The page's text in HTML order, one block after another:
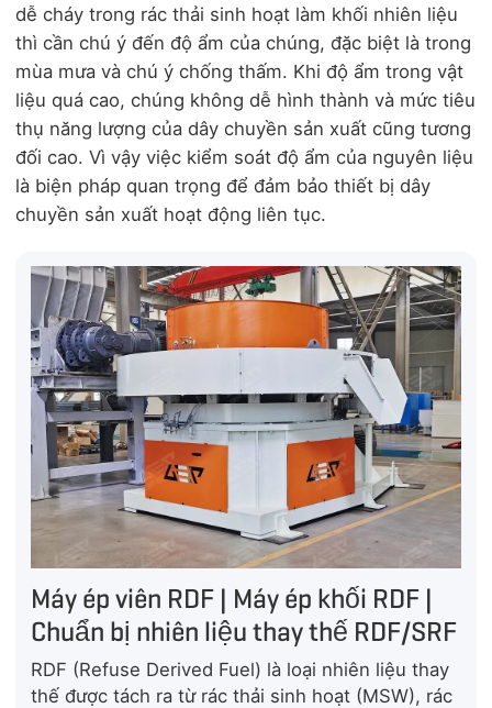
dễ cháy trong rác thải sinh hoạt làm khối nhiên liệu
thì cần chú ý đến độ ẩm của chúng, đặc biệt là trong
mùa mưa và chú ý chống thấm. Khi độ ẩm trong vật
liệu quá cao, chúng không dễ hình thành và mức tiêu
thụ năng lượng của dây chuyền sản xuất cũng tương
đối cao. Vì vậy việc kiểm soát độ ẩm của nguyên liệu
là biện pháp quan trọng để đảm bảo thiết bị dây
chuyền sản xuất hoạt động liên tục.
Máy ép viên RDF | Máy ép khối RDF |
Chuẩn bị nhiên liệu thay thế RDF/SRF
RDF (Refuse Derived Fuel) là loại nhiên liệu thay
thế được tách ra từ rác thải sinh hoạt (MSW), rác